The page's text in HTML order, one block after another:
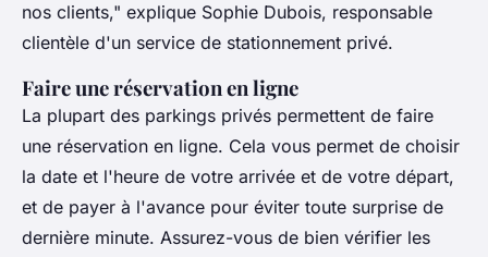
nos clients," explique Sophie Dubois, responsable
clientèle d'un service de stationnement privé.
Faire une réservation en ligne
La plupart des parkings privés permettent de faire
une réservation en ligne. Cela vous permet de choisir
la date et l'heure de votre arrivée et de votre départ,
et de payer à l'avance pour éviter toute surprise de
dernière minute. Assurez-vous de bien vérifier les